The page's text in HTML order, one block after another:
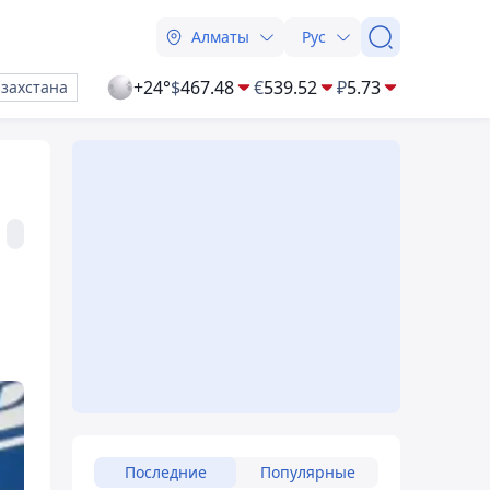
Алматы Рус
+24°$467.48 €539.52 ₽5.73
Последние Популярные